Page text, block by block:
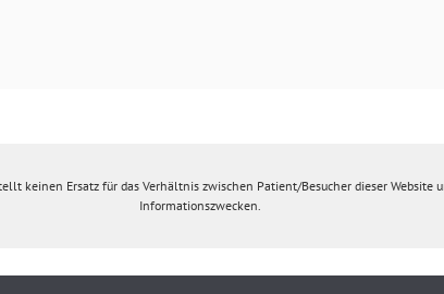
keinen Ersatz für das Verhältnis zwischen Patient/Besucher dieser Website
Informationszwecken.